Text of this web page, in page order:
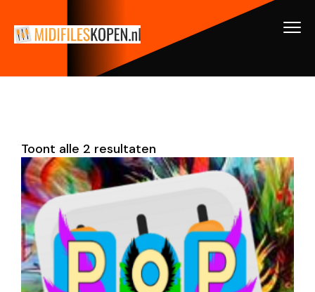
Toont alle 2 resultaten